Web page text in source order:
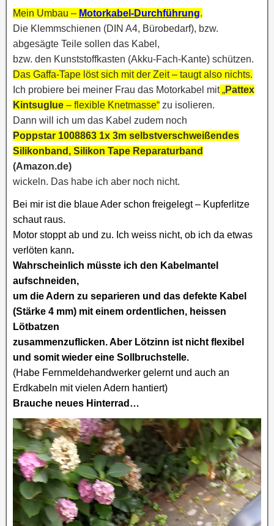
Mein Umbau – Motorkabel-Durchführung.
Die Klemmschienen (DIN A4, Bürobedarf), bzw.
abgesägte Teile sollen das Kabel,
bzw. den Kunststoffkasten (Akku-Fach-Kante) schützen.
Das Gaffa-Tape löst sich mit der Zeit – taugt also nichts.
Ich probiere bei meiner Frau das Motorkabel mit „Pattex
Kintsuglue – flexible Knetmasse“ zu isolieren.
Dann will ich um das Kabel zudem noch
Poppstar 1008863 1x 3m selbstverschweißendes
Silikonband, Silikon Tape Reparaturband
(Amazon.de)
wickeln. Das habe ich aber noch nicht.
Bei mir ist die blaue Ader schon freigelegt – Kupferlitze
schaut raus.
Motor stoppt ab und zu. Ich weiss nicht, ob ich da etwas
verlöten kann.
Wahrscheinlich müsste ich den Kabelmantel
aufschneiden,
um die Adern zu separieren und das defekte Kabel
(Stärke 4 mm) mit einem ordentlichen, heissen
Lötbatzen
zusammenzuflicken. Aber Lötzinn ist nicht flexibel
und somit wieder eine Sollbruchstelle.
(Habe Fernmeldehandwerker gelernt und auch an
Erdkabeln mit vielen Adern hantiert)
Brauche neues Hinterrad…
Video-
Player